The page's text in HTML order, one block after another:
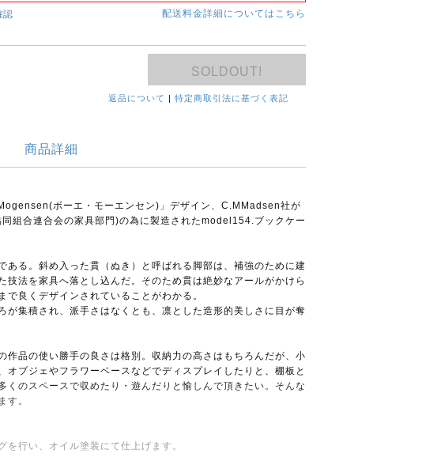
配送料金詳細についてはこちら
SOLDOUT!
返品について 特定商取引法に基づく表記
商品詳細
ボーエ・モーエンセン)」デザイン、C.MMadsen社が
組合連合会の家具部門)の為に製造されたmodel154.ブックケー
ある。斜め入った貫（ぬき）と呼ばれる脚部は、補強のために建
技法を家具へ落とし込んだ。そのため貫は絶妙なアールがかけら
で良くデザインされていることがわかる。
が集積され、派手さはなくとも、凛とした造形的美しさに目が奪
作品の使い勝手の良さは格別。収納力の高さはもちろんだが、小
オブジェやフラワーベースなどでディスプレイしたりと、棚板と
くのスペースで収めたり・遊んだりと愉しんで頂きたい。そんな
す。
を行い、オイル塗装にて仕上げます。